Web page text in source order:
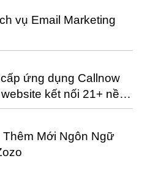
vụ Email Marketing
ứng dụng Callnow
kết nối 21+ nền
Mới Ngôn Ngữ